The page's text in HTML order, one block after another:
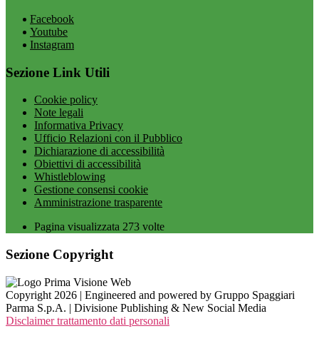
Facebook
Youtube
Instagram
Sezione Link Utili
Cookie policy
Note legali
Informativa Privacy
Ufficio Relazioni con il Pubblico
Dichiarazione di accessibilità
Obiettivi di accessibilità
Whistleblowing
Gestione consensi cookie
Amministrazione trasparente
Pagina visualizzata 273 volte
Sezione Copyright
Copyright 2026 | Engineered and powered by Gruppo Spaggiari
Parma S.p.A. | Divisione Publishing & New Social Media
Disclaimer trattamento dati personali